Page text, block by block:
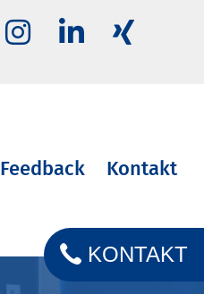
Feedback Kontakt
KONTAKT